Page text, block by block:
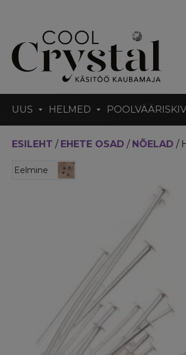
UUS HELMED
ESILEHT / EHETE OSAD / NÕELAD /
Eelmine